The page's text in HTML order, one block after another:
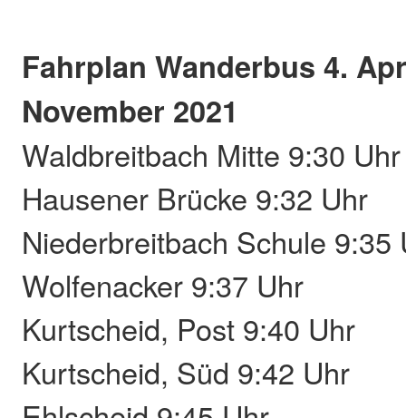
Fahrplan Wanderbus 4.
November 2021
Waldbreitbach Mitte 9:30 Uhr
Hausener Brücke 9:32 Uhr
Niederbreitbach Schule 9:35
Wolfenacker 9:37 Uhr
Kurtscheid, Post 9:40 Uhr
Kurtscheid, Süd 9:42 Uhr